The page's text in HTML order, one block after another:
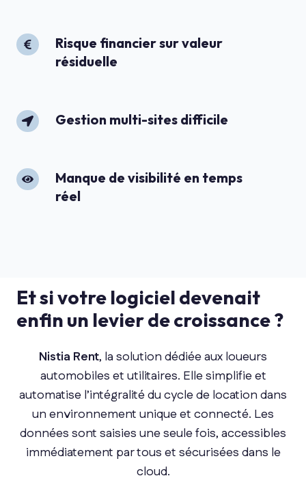
des
Risque financier sur valeur
résiduelle
Risque
financier
résiduelleGestion multi-sites difficile
Gestion
difficile Manque de visibilité en temps
réel
Manque
Et si votre logiciel devenait
enfin un levier de croissance ?
Nistia Rent, la solution dédiée aux loueurs
automobiles et utilitaires. Elle simplifie et
automatise l’intégralité du cycle de location dans
un environnement unique et connecté. Les
données sont saisies une seule fois, accessibles
immédiatement par tous et sécurisées dans le
cloud.